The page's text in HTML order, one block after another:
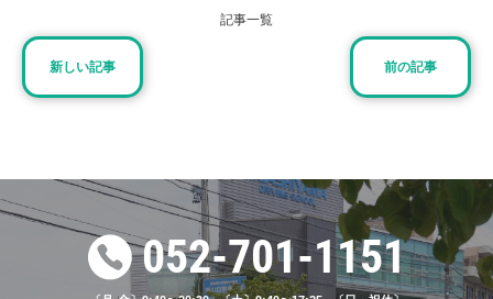
ブログ
お知らせ 2026.02.15
2/23（月）「天皇誕生日」営業時間変更のお知らせ
新しい記事
記事一覧
前の記事
052-701-1151